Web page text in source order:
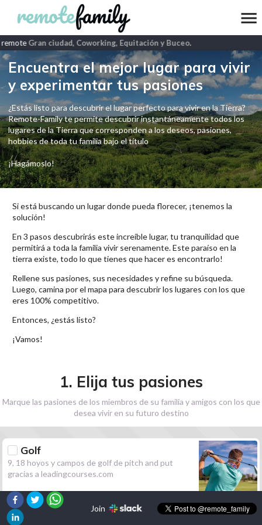
Gran ciudad, Coworking, Equitación y Buceo.
Encuentra el mejor lugar para vivir
y experimentar tus pasiones
¿Estás listo para descubrir el lugar perfecto para vivir en la Tierra?
Remote-Family te permite descubrir instantáneamente todos los
lugares de la Tierra que corresponden a los deseos, pasiones,
hobbies de toda tu familia bajo el título
¡Hagámoslo!
Si está buscando un lugar donde pueda florecer, ¡tenemos la
solución!
En 3 pasos descubrirás este increíble lugar, tu tranquilidad que
permitirá a toda la familia vivir serenamente. Este paraíso en la
tierra existe, todo lo que tienes que hacer es encontrarlo!
Rellene sus pasiones, sus necesidades y refine su búsqueda.
Luego, camina por el mapa para descubrir los lugares con los que
eres 100% competitivo.
Entonces, ¿estás listo?
¡Vamos!
1. Elija tus pasiones
Marque las pasiones de los miembros de su familia y amigos con los que
desea vivir en su futuro destino
Golf
9, 18 hoyos y campos de golf de pitch and put
gracias a leadingcourses.com
Senderismo
Join